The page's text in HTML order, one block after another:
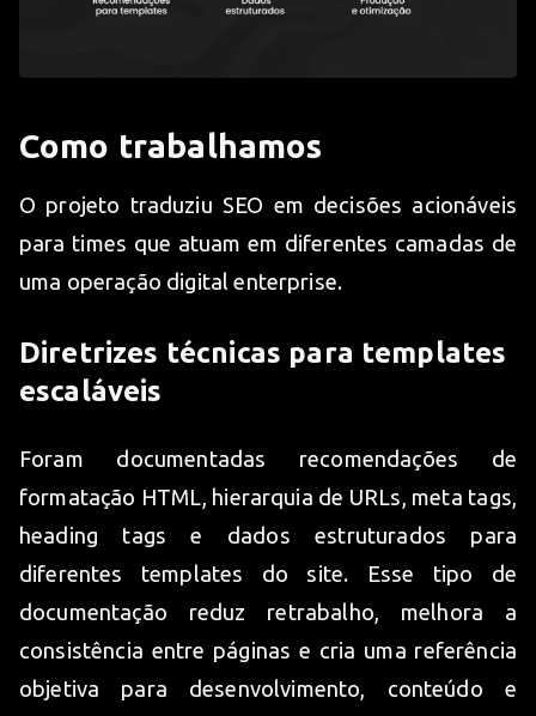
Como trabalhamos
O projeto traduziu SEO em decisões acionáveis
para times que atuam em diferentes camadas de
uma operação digital enterprise.
Diretrizes técnicas para templates
escaláveis
Foram documentadas recomendações de
formatação HTML, hierarquia de URLs, meta tags,
heading tags e dados estruturados para
diferentes templates do site. Esse tipo de
documentação reduz retrabalho, melhora a
consistência entre páginas e cria uma referência
objetiva para desenvolvimento, conteúdo e